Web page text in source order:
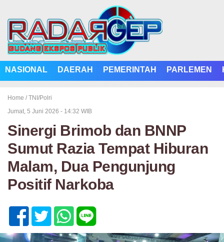
NASIONAL DAERAH PEMERINTAH PARLEMEN
Home / TNI/Polri
Jumat, 5 Juni 2026 - 14:32 WIB
Sinergi Brimob dan BNNP
Sumut Razia Tempat Hiburan
Malam, Dua Pengunjung
Positif Narkoba